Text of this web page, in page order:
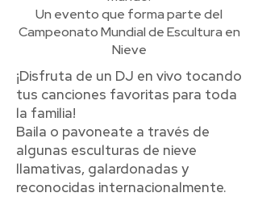
Un evento que forma parte del
Campeonato Mundial de Escultura en
Nieve
¡Disfruta de un DJ en vivo tocando
tus canciones favoritas para toda
la familia!
Baila o pavoneate a través de
algunas esculturas de nieve
llamativas, galardonadas y
reconocidas internacionalmente.